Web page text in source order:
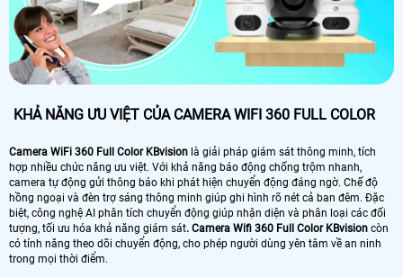
KHẢ NĂNG ƯU VIỆT CỦA CAMERA WIFI 360 FULL COLOR
Camera WiFi 360 Full Color KBvision là giải pháp giám sát thông minh, tích
hợp nhiều chức năng ưu việt. Với khả năng báo động chống trộm nhanh,
camera tự động gửi thông báo khi phát hiện chuyển động đáng ngờ. Chế độ
hồng ngoại và đèn trợ sáng thông minh giúp ghi hình rõ nét cả ban đêm. Đặc
biệt, công nghệ AI phân tích chuyển động giúp nhận diện và phân loại các đối
tượng, tối ưu hóa khả năng giám sát. Camera Wifi 360 Full Color KBvision còn
có tính năng theo dõi chuyển động, cho phép người dùng yên tâm về an ninh
trong mọi thời điểm.